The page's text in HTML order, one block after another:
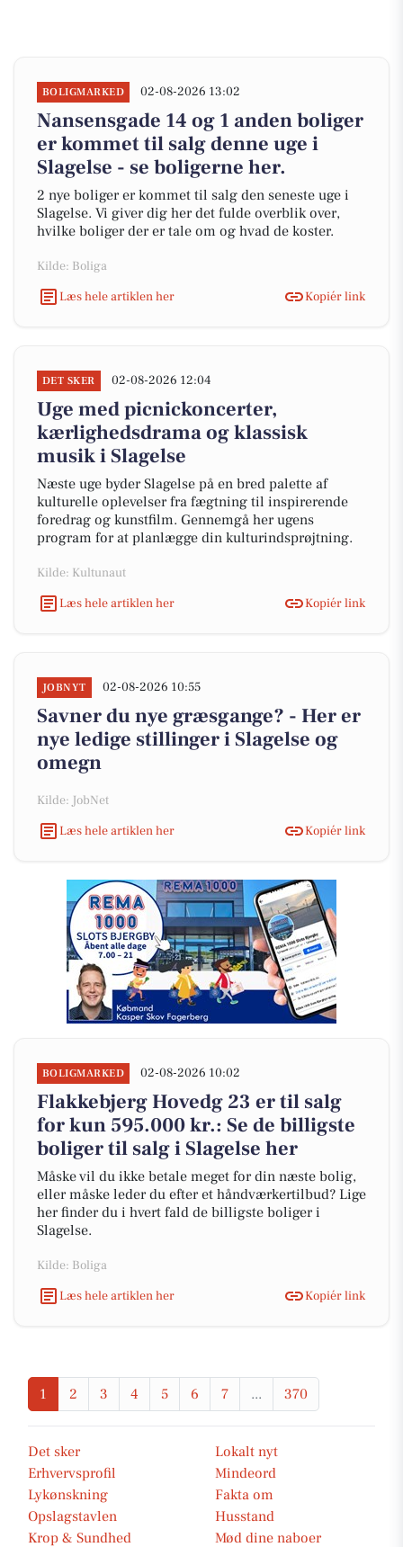
BOLIGMARKED 02-08-2026 13:02
Nansensgade 14 og 1 anden boliger
er kommet til salg denne uge i
Slagelse - se boligerne her.
2 nye boliger er kommet til salg den seneste uge i
Slagelse. Vi giver dig her det fulde overblik over,
hvilke boliger der er tale om og hvad de koster.
Kilde: Boliga
Læs hele artiklen her
Kopiér link
DET SKER 02-08-2026 12:04
Uge med picnickoncerter,
kærlighedsdrama og klassisk
musik i Slagelse
Næste uge byder Slagelse på en bred palette af
kulturelle oplevelser fra fægtning til inspirerende
foredrag og kunstfilm. Gennemgå her ugens
program for at planlægge din kulturindsprøjtning.
Kilde: Kultunaut
Læs hele artiklen her
Kopiér link
JOBNYT 02-08-2026 10:55
Savner du nye græsgange? - Her er
nye ledige stillinger i Slagelse og
omegn
Kilde: JobNet
Læs hele artiklen her
Kopiér link
BOLIGMARKED 02-08-2026 10:02
Flakkebjerg Hovedg 23 er til salg
for kun 595.000 kr.: Se de billigste
boliger til salg i Slagelse her
Måske vil du ikke betale meget for din næste bolig,
eller måske leder du efter et håndværkertilbud? Lige
her finder du i hvert fald de billigste boliger i
Slagelse.
Kilde: Boliga
Læs hele artiklen her
Kopiér link
1 2 3 4 5 6 7 ... 370
Det sker
Lokalt nyt
Erhvervsprofil
Mindeord
Lykønskning
Fakta om
Opslagstavlen
Husstand
Krop & Sundhed
Mød dine naboer